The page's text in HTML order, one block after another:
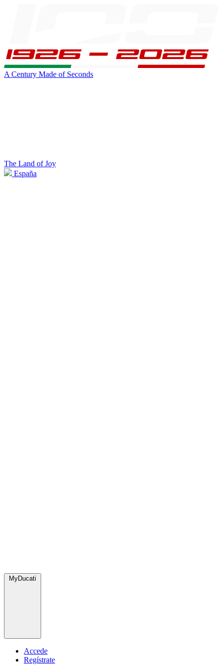
A Century Made of Seconds
The Land of Joy
España
MyDucati
Accede
Regístrate